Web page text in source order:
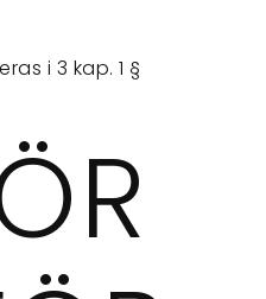
i 3 kap. 1 §